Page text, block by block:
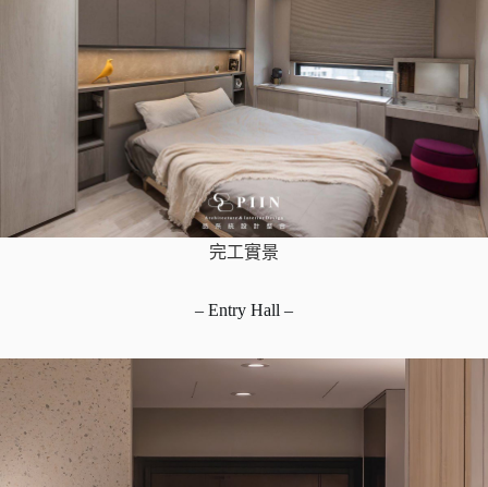
完工實景
– Entry Hall –